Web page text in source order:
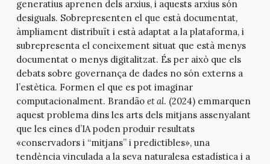
generatius aprenen dels arxius, i aquests arxius són
desiguals. Sobrepresenten el que està documentat,
àmpliament distribuït i està adaptat a la plataforma, i
subrepresenta el coneixement situat que està menys
documentat o menys digitalitzat. És per això que els
debats sobre governança de dades no són externs a
l’estètica. Formen el que es pot imaginar
computacionalment. Brandão et al. (2024) emmarquen
aquest problema dins les arts dels mitjans assenyalant
que les eines d’IA poden produir resultats
«conservadors i “mitjans” i predictibles», una
tendència vinculada a la seva naturalesa estadística i a